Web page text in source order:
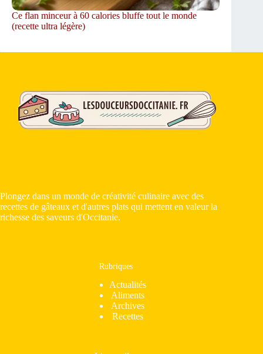
Ce flan minceur à 60 calories bluffe tout le monde
(recette ultra légère)
Plongez dans un monde de créativité culinaire avec des
recettes de gâteaux et d'autres plats qui mettent en valeur la
richesse des saveurs d'Occitanie.
Rubriques
Actualités
Aliments
Archives
Recettes